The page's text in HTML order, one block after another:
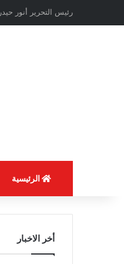
رئيس التحرير أنور حيدر
الرئيسية
أخر الاخبار